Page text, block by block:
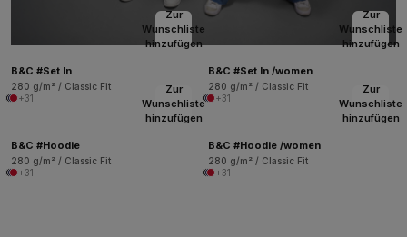
Zur
Wunschliste
hinzufügen
B&C #Set In
280 g/m² / Classic Fit
+31
Zur
Wunschliste
hinzufügen
B&C #Set In /women
280 g/m² / Classic Fit
+31
Zur
Wunschliste
hinzufügen
B&C #Hoodie
280 g/m² / Classic Fit
+31
Zur
Wunschliste
hinzufügen
B&C #Hoodie /women
280 g/m² / Classic Fit
+31